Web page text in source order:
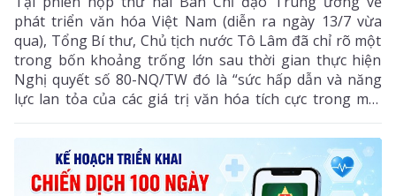
phát triển văn hóa Việt Nam (diễn ra ngày 13/7 vừa
qua), Tổng Bí thư, Chủ tịch nước Tô Lâm đã chỉ rõ một
trong bốn khoảng trống lớn sau thời gian thực hiện
Nghị quyết số 80-NQ/TW đó là “sức hấp dẫn và năng
lực lan tỏa của các giá trị văn hóa tích cực trong môi
trường số chưa theo kịp tốc độ phát triển của các nền
tảng và nội dung số”. Đây là điểm nghẽn đang cản trở
quá trình chuyển hóa văn hóa thành nguồn lực nội
sinh, sức mạnh mềm và động lực phát triển đất nước.